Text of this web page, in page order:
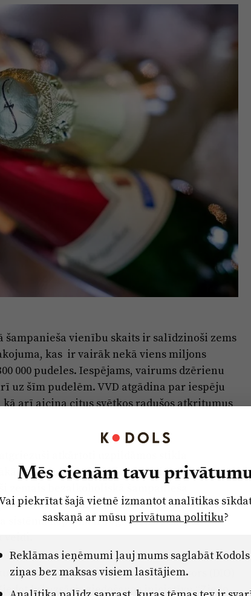
vienību skaits ir salīdzinoši zems
kas ir vairāk nekā viens miljons
000 pudeles. Iespējams, vairums dzērienu
šīm pudelēm. VVD atgādina par iespēju
arī aicina citus svētkos radušos atkritumus
atkārtoti uzpildāmos stikla
apjomā ir vienreizlietojamais stikla
zemais bezalkoholiskā šampanieša
uz pusi mazāks, nekā kopējais stikla
sistēmā kopumā ir reģistrēti 66 dažādi
SIA Depozīta Iepakojuma Operators (DIO)
uzsācis ziedošanas iniciatīvu “Ziedo
Mēs cienām tavu
piekrītat šajā vietnē izmantot analītikas
saskaņā ar mūsuprivātuma politiku?
Reklāmas ieņēmumi ļauj mums saglabāt Kodols
ziņas bez maksas visiem lasītājiem.